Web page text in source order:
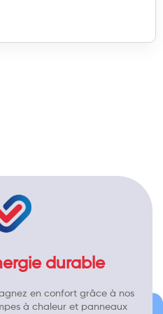
durable
en confort grâce à nos
à chaleur et panneaux